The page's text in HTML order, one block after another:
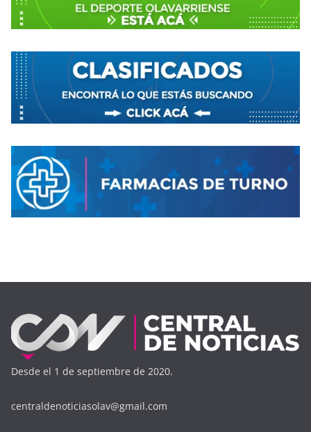
Desde el 1 de septiembre de 2020.
centraldenoticiasolav@gmail.com